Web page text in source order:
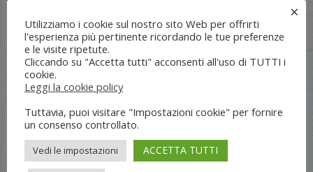
Utilizziamo i cookie sul nostro sito Web per offrirti
l'esperienza più pertinente ricordando le tue preferenze
e le visite ripetute.
Cliccando su "Accetta tutti" acconsenti all'uso di TUTTI i
cookie.
Leggi la cookie policy
×
Tuttavia, puoi visitare "Impostazioni cookie" per fornire
un consenso controllato.
Vedi le impostazioni ACCETTA TUTTI